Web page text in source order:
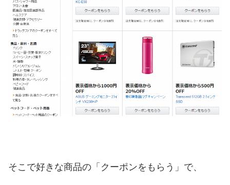
そこで好きな商品の「クーポンをもらう」で、